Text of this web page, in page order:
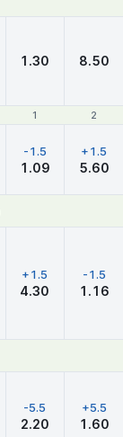
1.30 8.50
1 2
1 2
-1.5
1.09
+1.5
5.60
+1.5
4.30
-1.5
1.16
-5.5
2.20
+5.5
1.60